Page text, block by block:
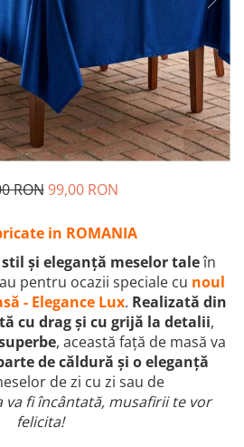
RON 99,00 RON
in ROMANIA
și eleganță meselor taleîn
pentru ocazii speciale cu noul
- Elegance Lux. Realizată din
cu drag și cu grijă la detalii,
, această față de masă va
de căldură și o eleganță
de zi cu zi sau de
va fi încântată, musafirii te vor
felicita!